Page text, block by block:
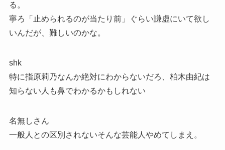
る。
寧ろ「止められるのが当たり前」ぐらい謙虚にいて欲し
いんだが、難しいのかな。
shk
特に指原莉乃なんか絶対にわからないだろ、柏木由紀は
知らない人も鼻でわかるかもしれない
名無しさん
一般人との区別されないそんな芸能人やめてしまえ。